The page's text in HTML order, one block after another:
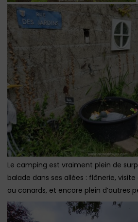
Le camping est vraiment plein de
balade dans ses allées : flânerie,
au canards, et encore plein d’autres